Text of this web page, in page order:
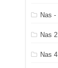
Nas
Nas
Nas